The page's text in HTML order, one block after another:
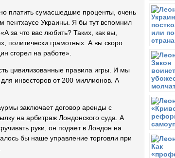
платить сумасшедшие проценты, очень
пентхаусе Украины. Я бы тут вспомнил
за что вас любить? Таких, как вы,
политически грамотных. А вы скоро
сгорел на работе».
цивилизованные правила игры. И мы
инвесторов от 200 миллионов. А
заключает договор аренды с
на арбитраж Лондонского суда. А
руки, он подает в Лондон на
бы наше управление торговли при